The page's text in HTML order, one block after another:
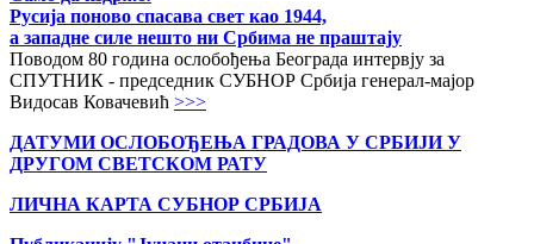
Русија поново спасава свет као 1944,
а западне силе нешто ни Србима не праштају
Поводом 80 година ослобођења Београда интервју за
СПУТНИК - председник СУБНОР Србија генерал-мајор
Видосав Ковачевић >>>
ДАТУМИ ОСЛОБОЂЕЊА ГРАДОВА У СРБИЈИ У
ДРУГОМ СВЕТСКОМ РАТУ
ЛИЧНА КАРТА СУБНОР СРБИЈА